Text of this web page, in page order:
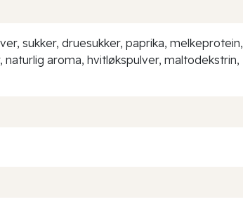
sukker, druesukker, paprika, melkeprotein,
aroma, hvitløkspulver, maltodekstrin,